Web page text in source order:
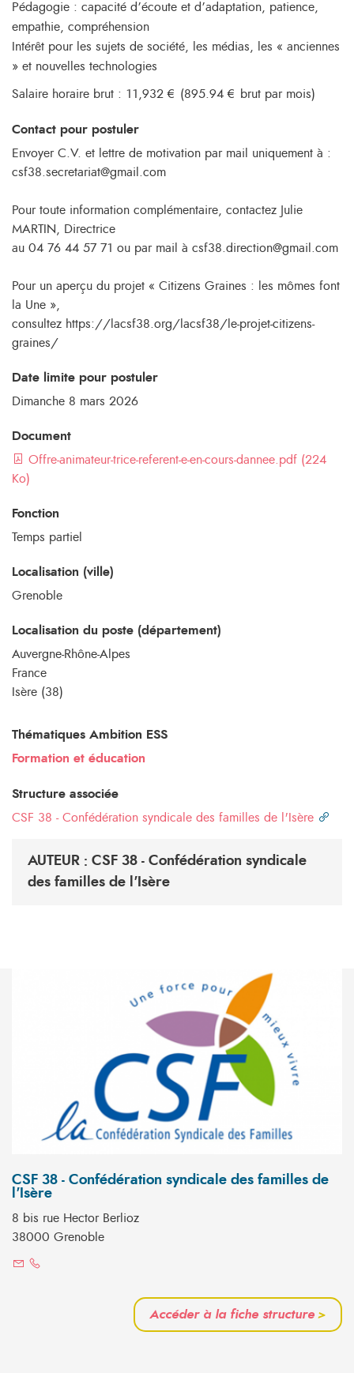
Pédagogie : capacité d’écoute et d’adaptation, patience,
empathie, compréhension
Intérêt pour les sujets de société, les médias, les « anciennes
» et nouvelles technologies
Salaire horaire brut : 11,932 € (895.94 € brut par mois)
Contact pour postuler
Envoyer C.V. et lettre de motivation par mail uniquement à :
csf38.secretariat@gmail.com
Pour toute information complémentaire, contactez Julie
MARTIN, Directrice
au 04 76 44 57 71 ou par mail à csf38.direction@gmail.com
Pour un aperçu du projet « Citizens Graines : les mômes font
la Une »,
consultez https://lacsf38.org/lacsf38/le-projet-citizens-
graines/
Date limite pour postuler
Dimanche 8 mars 2026
Document
Offre-animateur-trice-referent-e-en-cours-dannee.pdf (224
Ko)
Fonction
Temps partiel
Localisation (ville)
Grenoble
Localisation du poste (département)
Auvergne-Rhône-Alpes
France
Isère (38)
Thématiques Ambition ESS
Formation et éducation
Structure associée
CSF 38 - Confédération syndicale des familles de l'Isère
AUTEUR : CSF 38 - Confédération syndicale
des familles de l'Isère
CSF 38 - Confédération syndicale des familles de
l'Isère
8 bis rue Hector Berlioz
38000 Grenoble
Accéder à la fiche structure>